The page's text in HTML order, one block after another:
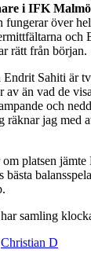
i IFK
fungerar över
och
rätt från början.
Sahiti är
av än vad de
och
räknar jag med
platsen
bästa
samling
Christian D